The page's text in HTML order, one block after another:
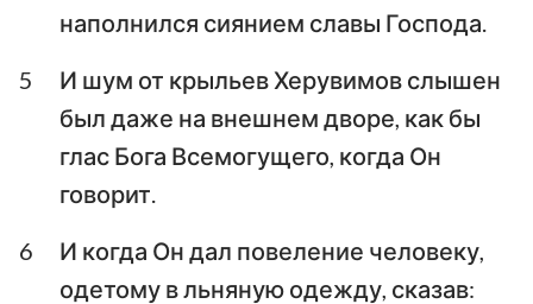
наполнился сиянием славы Господа.
5
И шум от крыльев Херувимов слышен
был даже на внешнем дворе, как бы
глас Бога Всемогущего, когда Он
говорит.
6
И когда Он дал повеление человеку,
одетому в льняную одежду, сказав: